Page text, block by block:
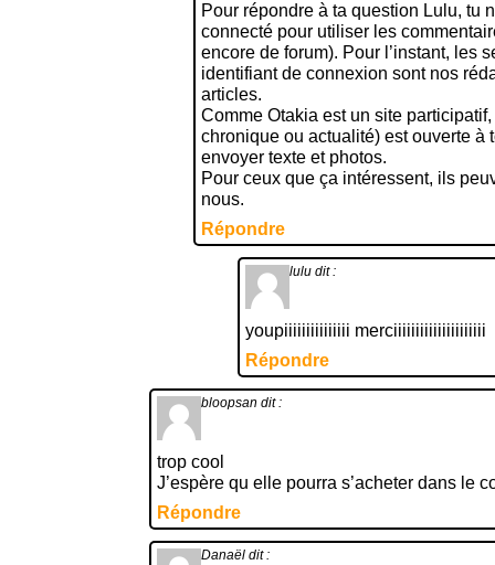
Pour répondre à ta question Lulu, tu
connecté pour utiliser les
encore de forum). Pour l’instant, les
identifiant de connexion sont nos
articles.
Comme Otakia est un site participatif,
chronique ou actualité) est ouverte à
envoyer texte et photos.
Pour ceux que ça intéressent, ils
nous.
Répondre
lulu dit :
youpiiiiiiiiiiiiiii merciiiiiiiiiiiiiiiiiiiii
Répondre
bloopsan dit :
trop cool
J’espère qu elle pourra s’acheter dans le
Répondre
Danaël dit :